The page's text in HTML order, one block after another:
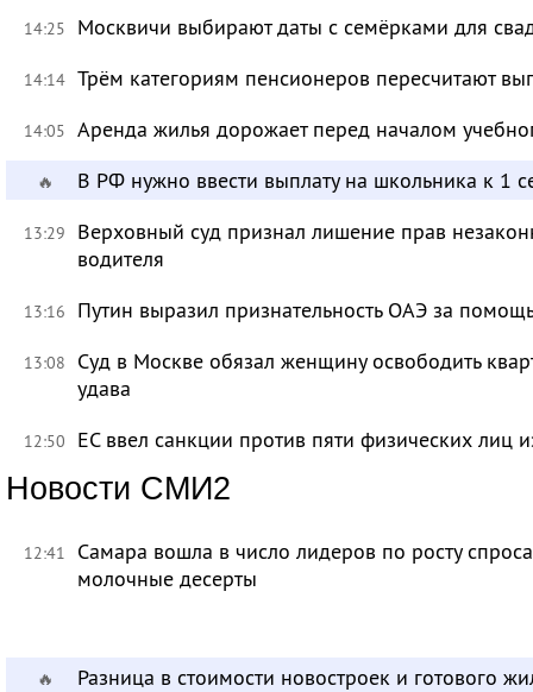
14:25 Москвичи выбирают даты с семёрками для
14:14 Трём категориям пенсионеров пересчитают
14:05 Аренда жилья дорожает перед началом
🔥 В РФ нужно ввести выплату на школьника к 1
13:29
Верховный суд признал лишение прав
водителя
13:16 Путин выразил признательность ОАЭ за
13:08
Суд в Москве обязал женщину освободить
удава
12:50 ЕС ввел санкции против пяти физических лиц
Новости СМИ2
12:41
Самара вошла в число лидеров по росту
молочные десерты
🔥
Разница в стоимости новостроек и готового